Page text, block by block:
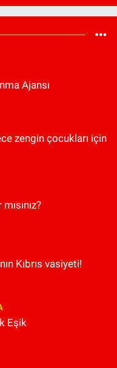
Ajansı
zengin çocukları için
Kıbrıs vasiyeti!
Eşik